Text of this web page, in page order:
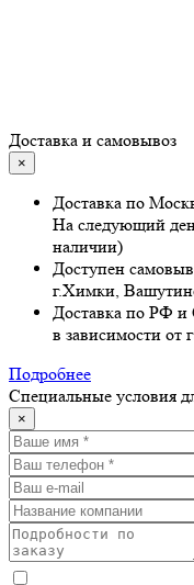
Доставка и самовывоз
×
Доставка по
На следующий
наличии)
Доступен
г.Химки,
Доставка по РФ и
в зависимости от
Подробнее
Специальные условия
×